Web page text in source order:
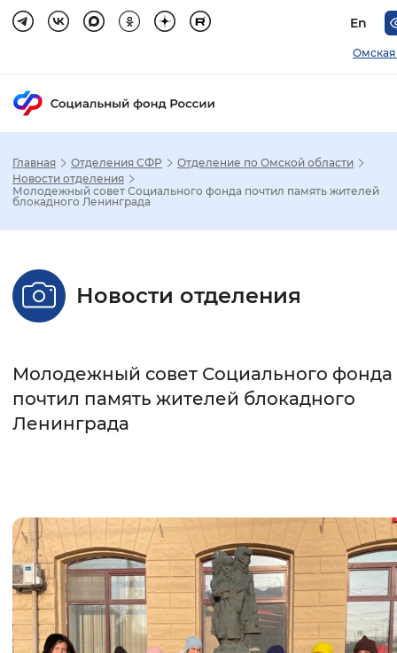
En
Омская
Стандартный Увеличенный
Без засечек С засечками
Монохромный Инверсивный
Синий фон
Изображения
Главная Отделения СФР
Отделение по Омской области
Новости отделения
Молодежный совет Социального фонда почтил память жителей
блокадного Ленинграда
Новости отделения
Молодежный совет Социального фонда
почтил память жителей блокадного
Ленинграда